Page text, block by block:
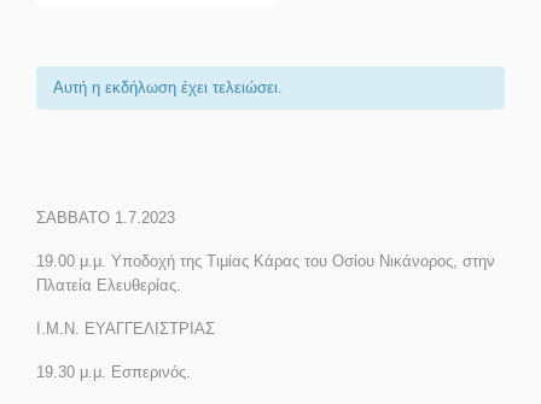
Αυτή η εκδήλωση έχει τελειώσει.
ΣΑΒΒΑΤΟ 1.7.2023
19.00 μ.μ. Υποδοχή της Τιμίας Κάρας του Οσίου Νικάνορος, στην
Πλατεία Ελευθερίας.
Ι.Μ.Ν. ΕΥΑΓΓΕΛΙΣΤΡΙΑΣ
19.30 μ.μ. Εσπερινός.